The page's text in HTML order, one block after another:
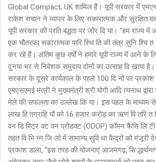
Global Compact, UK शामिल हैं। यूपी सरकार में
राकेश सचान ने व्यापार के लिए सकारात्मक और सुरक्षित
यूपी सरकार की प्रति बद्धता पर जोर दि या। "हम राज्य
एक चौतरफा सकारात्मक पारि स्थि ति की तंत्र सुनि श्चि
कर रहे हैं। अंतिम कुछ वर्षों ने हमारे यूपी राज्य में आने के
दुनया भर से निवेशक समुदाय दोनों का उत्साह दि खाया है।
सरकार के दूसरे कार्यकाल के पहले 100 दि नों पर प्रकाश
एमएसएमई मंत्री ने मुख्यमंत्री श्री योगी आदि त्यनाथ
मेले की सफलता का उल्लेख कि या। इस पहल के माध्यम
लाख हि तग्राहि यों को 16 हजार करोड़ का ऋण वि तरि त
वन डि स्ट्रि क्ट वन प्रोडक्ट (ODOP) कॉमन फैसि लि
तहत वि भि न्न जि लों में सामान्य सुवि धा केंद्रों को मंजूरी
प्रकाश डाला, "इस तरह की योजनाएं आजमगढ़, सि